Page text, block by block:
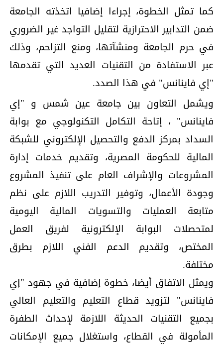
كما تمثل الخطوة، إجراءا إضافيا اتخذته الجامعة
ضمن التدابير الاحترازية لتقليل التواجد غير الضروري
في حرم الجامعة ومنشآتها، ومنع التزاحم، وذلك
عبر الاستفادة من التقنيات العديد التي تقدمها
"إي فاينانس" في هذا الصدد.
ويشمل التعاون بين جامعة عين شمس و "إي
فاينانس" ، إتاحة التكامل التكنولوجي مع بوابة
السداد بمركز الدفع والتحصيل الإلكتروني للشبكة
المالية للحكومة المصرية، وتقديم خدمات إدارة
المشروعات والإشراف العام على تنفيذ المشروع
وجودة الأعمال، وتوفير التدريب اللازم على نظم
متابعة العمليات والتسويات المالية اليومية
لمتحصلات البوابة الإلكترونية لفريق العمل
المختص، وتقديم الدعم الفني اللازم بطرق
مختلفة.
ويمثل الاتفاق أيضا، خطوة إضافية في جهود "إي
فاينانس" لتزويد قطاع التعليم والتعليم العالي
بجميع التقنيات الحديثة اللازمة لإحداث الطفرة
المأمولة في القطاع، واستغلال جميع الإمكانات